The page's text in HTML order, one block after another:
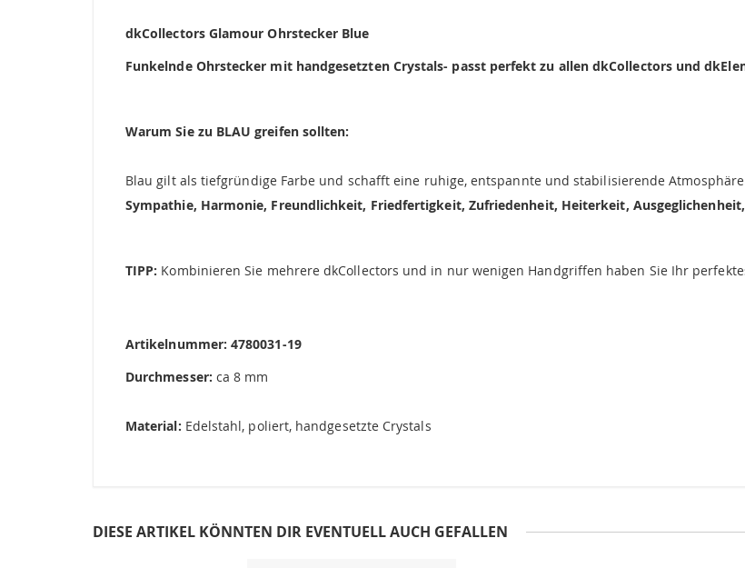
dkCollectors Glamour Ohrstecker Blue
Funkelnde Ohrstecker mit handgesetzten Crystals- passt perfekt zu allen dkCollectors und
Warum Sie zu BLAU greifen sollten:
Blau gilt als tiefgründige Farbe und schafft eine ruhige, entspannte und stabilisierende
Sympathie, Harmonie, Freundlichkeit, Friedfertigkeit, Zufriedenheit, Heiterkeit,
TIPP: Kombinieren Sie mehrere dkCollectors und in nur wenigen Handgriffen haben Sie Ihr
Artikelnummer: 4780031-19
Durchmesser: ca 8 mm
Material: Edelstahl, poliert, handgesetzte Crystals
DIESE ARTIKEL KÖNNTEN DIR EVENTUELL AUCH GEFALLEN